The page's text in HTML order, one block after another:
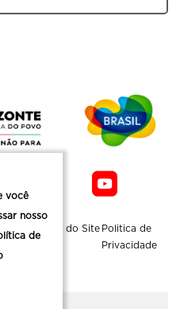
Mapa do Site Politica de
Privacidade
você
nosso
de